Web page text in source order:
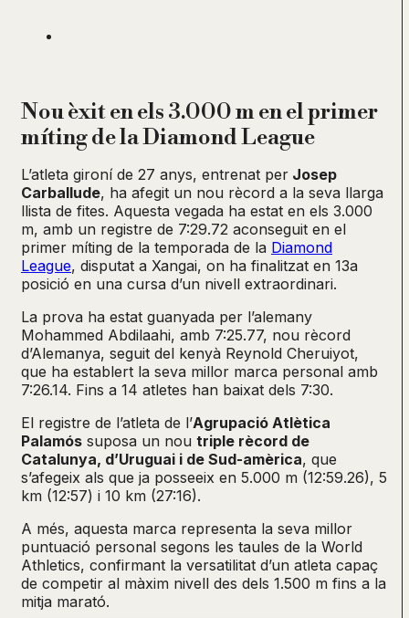
Nou èxit en els 3.000 m en el primer
míting de la Diamond League
L’atleta gironí de 27 anys, entrenat per Josep
Carballude, ha afegit un nou rècord a la seva llarga
llista de fites. Aquesta vegada ha estat en els 3.000
m, amb un registre de 7:29.72 aconseguit en el
primer míting de la temporada de la Diamond
League, disputat a Xangai, on ha finalitzat en 13a
posició en una cursa d’un nivell extraordinari.
La prova ha estat guanyada per l’alemany
Mohammed Abdilaahi, amb 7:25.77, nou rècord
d’Alemanya, seguit del kenyà Reynold Cheruiyot,
que ha establert la seva millor marca personal amb
7:26.14. Fins a 14 atletes han baixat dels 7:30.
El registre de l’atleta de l’Agrupació Atlètica
Palamós suposa un nou triple rècord de
Catalunya, d’Uruguai i de Sud-amèrica, que
s’afegeix als que ja posseeix en 5.000 m (12:59.26), 5
km (12:57) i 10 km (27:16).
A més, aquesta marca representa la seva millor
puntuació personal segons les taules de la World
Athletics, confirmant la versatilitat d’un atleta capaç
de competir al màxim nivell des dels 1.500 m fins a la
mitja marató.